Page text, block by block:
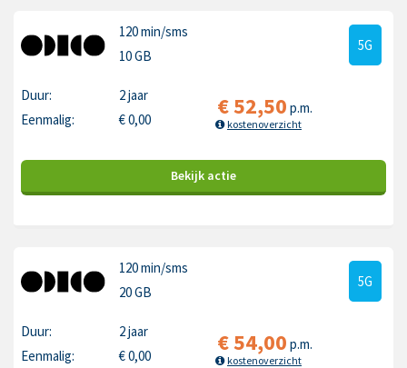
120 min/sms
10 GB
5G
Duur:
2 jaar
Eenmalig:
€0,00 €52,50 p.m.
kostenoverzicht
Bekijk actie
120 min/sms
20 GB
5G
Duur:
2 jaar
Eenmalig:
€0,00 €54,00 p.m.
kostenoverzicht